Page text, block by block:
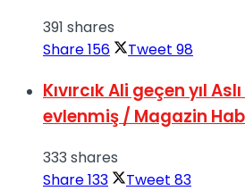
391 shares
Share156 Tweet 98
Kıvırcık Ali geçen yıl
evlenmiş / Magazin
333 shares
Share133 Tweet 83